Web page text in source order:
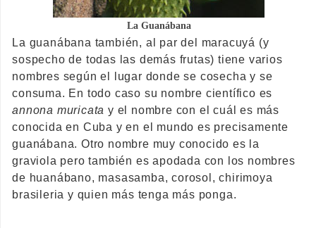
La Guanábana
La guanábana también, al par del maracuyá (y
sospecho de todas las demás frutas) tiene varios
nombres según el lugar donde se cosecha y se
consuma. En todo caso su nombre científico es
annona muricata y el nombre con el cuál es más
conocida en Cuba y en el mundo es precisamente
guanábana. Otro nombre muy conocido es la
graviola pero también es apodada con los nombres
de huanábano, masasamba, corosol, chirimoya
brasileria y quien más tenga más ponga.